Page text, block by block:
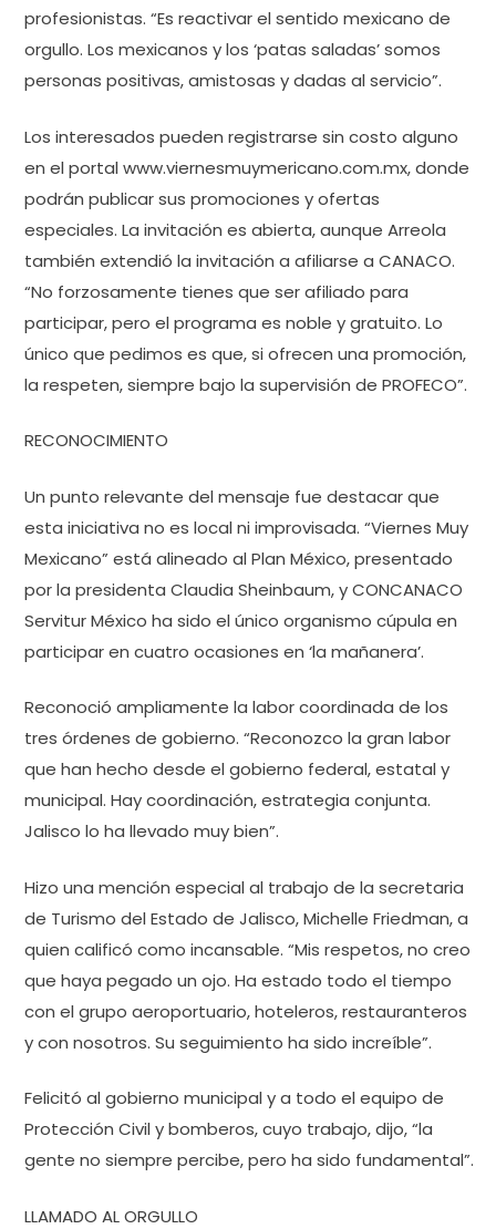
profesionistas. “Es reactivar el sentido mexicano de
orgullo. Los mexicanos y los ‘patas saladas’ somos
personas positivas, amistosas y dadas al servicio”.
Los interesados pueden registrarse sin costo alguno
en el portal www.viernesmuymericano.com.mx, donde
podrán publicar sus promociones y ofertas
especiales. La invitación es abierta, aunque Arreola
también extendió la invitación a afiliarse a CANACO.
“No forzosamente tienes que ser afiliado para
participar, pero el programa es noble y gratuito. Lo
único que pedimos es que, si ofrecen una promoción,
la respeten, siempre bajo la supervisión de PROFECO”.
RECONOCIMIENTO
Un punto relevante del mensaje fue destacar que
esta iniciativa no es local ni improvisada. “Viernes Muy
Mexicano” está alineado al Plan México, presentado
por la presidenta Claudia Sheinbaum, y CONCANACO
Servitur México ha sido el único organismo cúpula en
participar en cuatro ocasiones en ‘la mañanera’.
Reconoció ampliamente la labor coordinada de los
tres órdenes de gobierno. “Reconozco la gran labor
que han hecho desde el gobierno federal, estatal y
municipal. Hay coordinación, estrategia conjunta.
Jalisco lo ha llevado muy bien”.
Hizo una mención especial al trabajo de la secretaria
de Turismo del Estado de Jalisco, Michelle Friedman, a
quien calificó como incansable. “Mis respetos, no creo
que haya pegado un ojo. Ha estado todo el tiempo
con el grupo aeroportuario, hoteleros, restauranteros
y con nosotros. Su seguimiento ha sido increíble”.
Felicitó al gobierno municipal y a todo el equipo de
Protección Civil y bomberos, cuyo trabajo, dijo, “la
gente no siempre percibe, pero ha sido fundamental”.
LLAMADO AL ORGULLO